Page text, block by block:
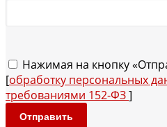
Нажимая на кнопку
[обработку персональных
требованиями 152-ФЗ]
Отправить